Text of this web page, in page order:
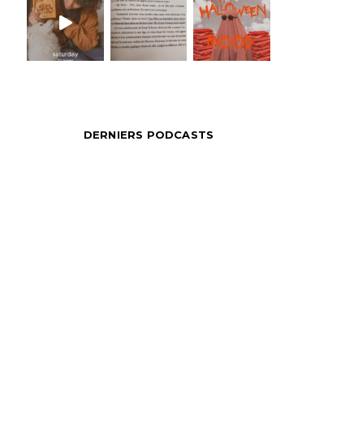
DERNIERS PODCASTS